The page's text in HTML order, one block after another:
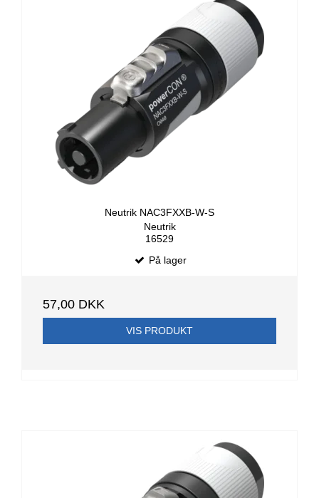
Neutrik NAC3FXXB-W-S
Neutrik
16529
På lager
57,00 DKK
VIS PRODUKT